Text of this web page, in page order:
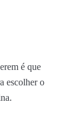
é que
escolher o